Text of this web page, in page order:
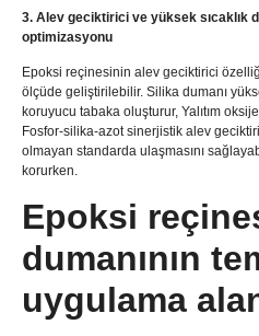
3. Alev geciktirici ve yüksek sıcaklık
optimizasyonu
Epoksi reçinesinin alev geciktirici
ölçüde geliştirilebilir. Silika dumanı
koruyucu tabaka oluşturur, Yalıtım
Fosfor-silika-azot sinerjistik alev
olmayan standarda ulaşmasını
korurken.
Epoksi
dumanının
uygulama